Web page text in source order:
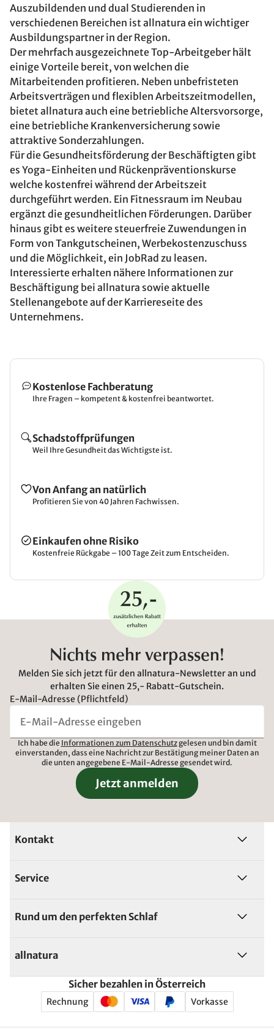
Auszubildenden und dual Studierenden in
verschiedenen Bereichen ist allnatura ein wichtiger
Ausbildungspartner in der Region.
Der mehrfach ausgezeichnete Top-Arbeitgeber hält
einige Vorteile bereit, von welchen die
Mitarbeitenden profitieren. Neben unbefristeten
Arbeitsverträgen und flexiblen Arbeitszeitmodellen,
bietet allnatura auch eine betriebliche Altersvorsorge,
eine betriebliche Krankenversicherung sowie
attraktive Sonderzahlungen.
Für die Gesundheitsförderung der Beschäftigten gibt
es Yoga-Einheiten und Rückenpräventionskurse
welche kostenfrei während der Arbeitszeit
durchgeführt werden. Ein Fitnessraum im Neubau
ergänzt die gesundheitlichen Förderungen. Darüber
hinaus gibt es weitere steuerfreie Zuwendungen in
Form von Tankgutscheinen, Werbekostenzuschuss
und die Möglichkeit, ein JobRad zu leasen.
Interessierte erhalten nähere Informationen zur
Beschäftigung bei allnatura sowie aktuelle
Stellenangebote auf der Karriereseite des
Unternehmens.
Kostenlose Fachberatung
Ihre Fragen – kompetent & kostenfrei beantwortet.
Schadstoffprüfungen
Weil Ihre Gesundheit das Wichtigste ist.
Von Anfang an natürlich
Profitieren Sie von 40 Jahren Fachwissen.
Einkaufen ohne Risiko
Kostenfreie Rückgabe – 100 Tage Zeit zum Entscheiden.
Nichts mehr verpassen!
Melden Sie sich jetzt für den allnatura-Newsletter an und
erhalten Sie einen 25,- Rabatt-Gutschein.
E-Mail-Adresse (Pflichtfeld)
Ich habe die Informationen zum Datenschutzgelesen und bin damit
einverstanden, dass eine Nachricht zur Bestätigung meiner Daten an
die unten angegebene E-Mail-Adresse gesendet wird.
Jetzt anmelden
Kontakt
Service
Rund um den perfekten Schlaf
allnatura
Sicher bezahlen in Österreich
Rechnung Vorkasse